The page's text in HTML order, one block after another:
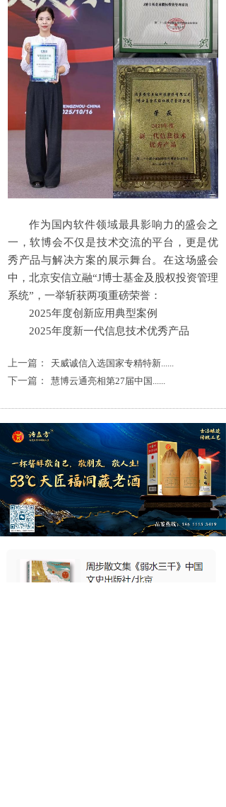
作为国内软件领域最具影响力的盛会之
一，软博会不仅是技术交流的平台，更是优
秀产品与解决方案的展示舞台。在这场盛会
中，北京安信立融“J博士基金及股权投资管理
系统”，一举斩获两项重磅荣誉：
2025年度创新应用典型案例
2025年度新一代信息技术优秀产品
上一篇：
天威诚信入选国家专精特新......
下一篇：
慧博云通亮相第27届中国......